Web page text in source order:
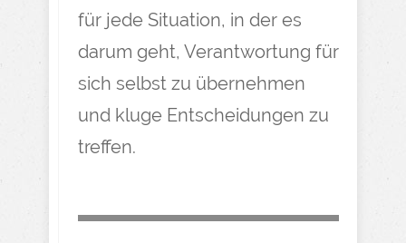
für jede Situation, in der es
darum geht, Verantwortung für
sich selbst zu übernehmen
und kluge Entscheidungen zu
treffen.